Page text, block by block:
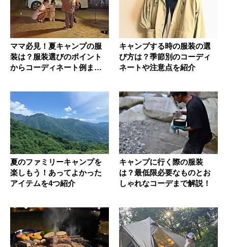
ママ必見！夏キャンプの服
装は？服装選びのポイント
からコーディネート例まで
キャンプする時の服装の選
び方は？季節別のコーディ
ネートや注意点を紹介
夏のファミリーキャンプを
楽しもう！あってよかった
アイテムを4つ紹介
キャンプに行く際の服装
は？最低限必要なものとお
しゃれなコーデまで解説！